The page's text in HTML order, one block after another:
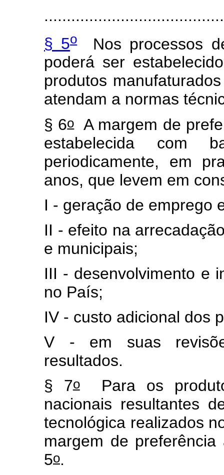
§ 5oNos processos
poderá ser
produtos
atendam a normas
§ 6oA margem de
estabelecida com
periodicamente, em
anos, que levem em
I - geração de emprego
II - efeito na
e municipais;
III - desenvolvimento e
no País;
IV - custo adicional dos
V - em suas
resultados.
§ 7oPara os
nacionais resultantes
tecnológica realizados
margem de
5o.